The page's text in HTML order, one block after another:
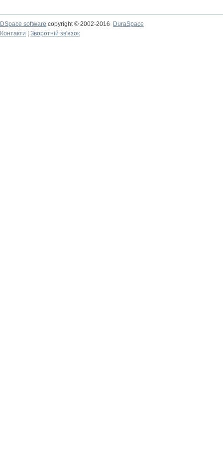
DSpace software copyright © 2002-2016
DuraSpace
Контакти
Зворотній зв'язок